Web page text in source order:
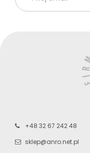
+48 32 67 242 48
sklep@anro.net.pl